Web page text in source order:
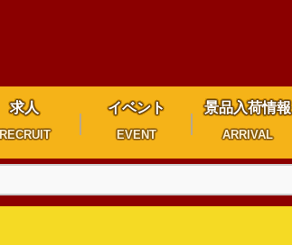
求人
RECRUIT
イベント
EVENT
景品入荷情報
ARRIVAL